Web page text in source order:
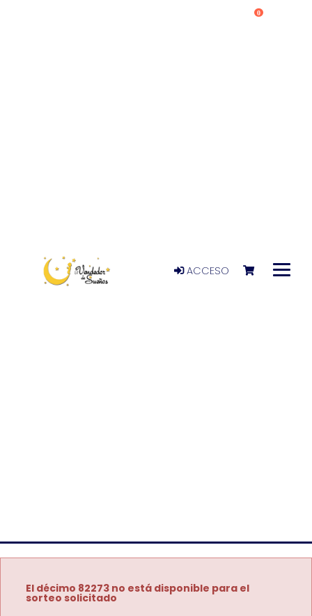
ACCESO
0
El décimo 82273 no está disponible para el
sorteo solicitado